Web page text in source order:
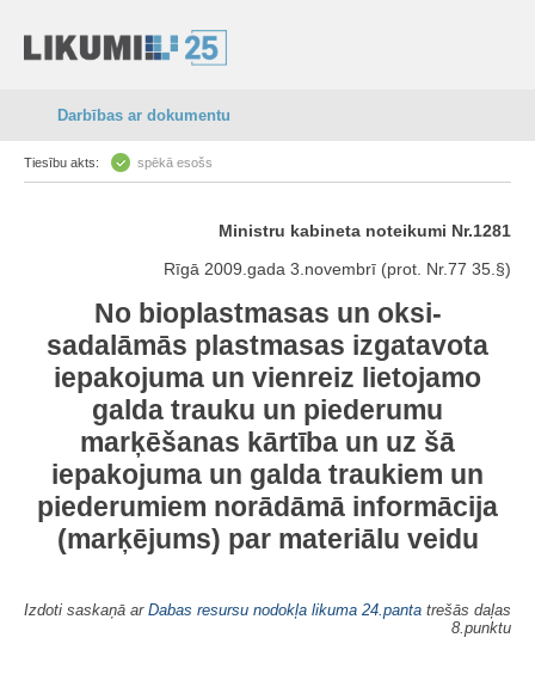
Darbības ar dokumentu
Tiesību akts: spēkā esošs
Ministru kabineta noteikumi Nr.1281
Rīgā 2009.gada 3.novembrī (prot. Nr.77 35.§)
No bioplastmasas un oksi-
sadalāmās plastmasas izgatavota
iepakojuma un vienreiz lietojamo
galda trauku un piederumu
marķēšanas kārtība un uz šā
iepakojuma un galda traukiem un
piederumiem norādāmā informācija
(marķējums) par materiālu veidu
Izdoti saskaņā ar Dabas resursu nodokļa likuma 24.panta trešās daļas
8.punktu